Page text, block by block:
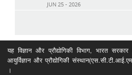
JUN 25 - 2026
यह विज्ञान और प्रौद्योगिकी विभाग, भारत
आयुर्विज्ञान और प्रौद्योगिकी
।